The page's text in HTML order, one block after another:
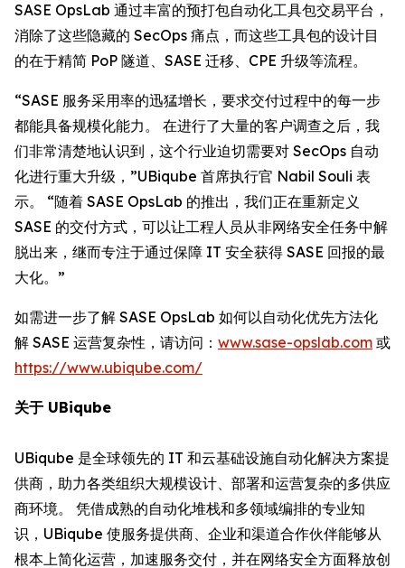
SASE OpsLab 通过丰富的预打包自动化工具包交易平台，
消除了这些隐藏的 SecOps 痛点，而这些工具包的设计目
的在于精简 PoP 隧道、SASE 迁移、CPE 升级等流程。
“SASE 服务采用率的迅猛增长，要求交付过程中的每一步
都能具备规模化能力。 在进行了大量的客户调查之后，我
们非常清楚地认识到，这个行业迫切需要对 SecOps 自动
化进行重大升级，”UBiqube 首席执行官 Nabil Souli 表
示。 “随着 SASE OpsLab 的推出，我们正在重新定义
SASE 的交付方式，可以让工程人员从非网络安全任务中解
脱出来，继而专注于通过保障 IT 安全获得 SASE 回报的最
大化。”
如需进一步了解 SASE OpsLab 如何以自动化优先方法化
解 SASE 运营复杂性，请访问： www.sase-opslab.com 或
https://www.ubiqube.com/
关于 UBiqube
UBiqube 是全球领先的 IT 和云基础设施自动化解决方案提
供商，助力各类组织大规模设计、部署和运营复杂的多供应
商环境。 凭借成熟的自动化堆栈和多领域编排的专业知
识，UBiqube 使服务提供商、企业和渠道合作伙伴能够从
根本上简化运营，加速服务交付，并在网络安全方面释放创